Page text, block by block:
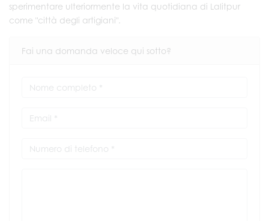
sperimentare ulteriormente la vita quotidiana di Lalitpur
come "città degli artigiani".
Fai una domanda veloce qui sotto?